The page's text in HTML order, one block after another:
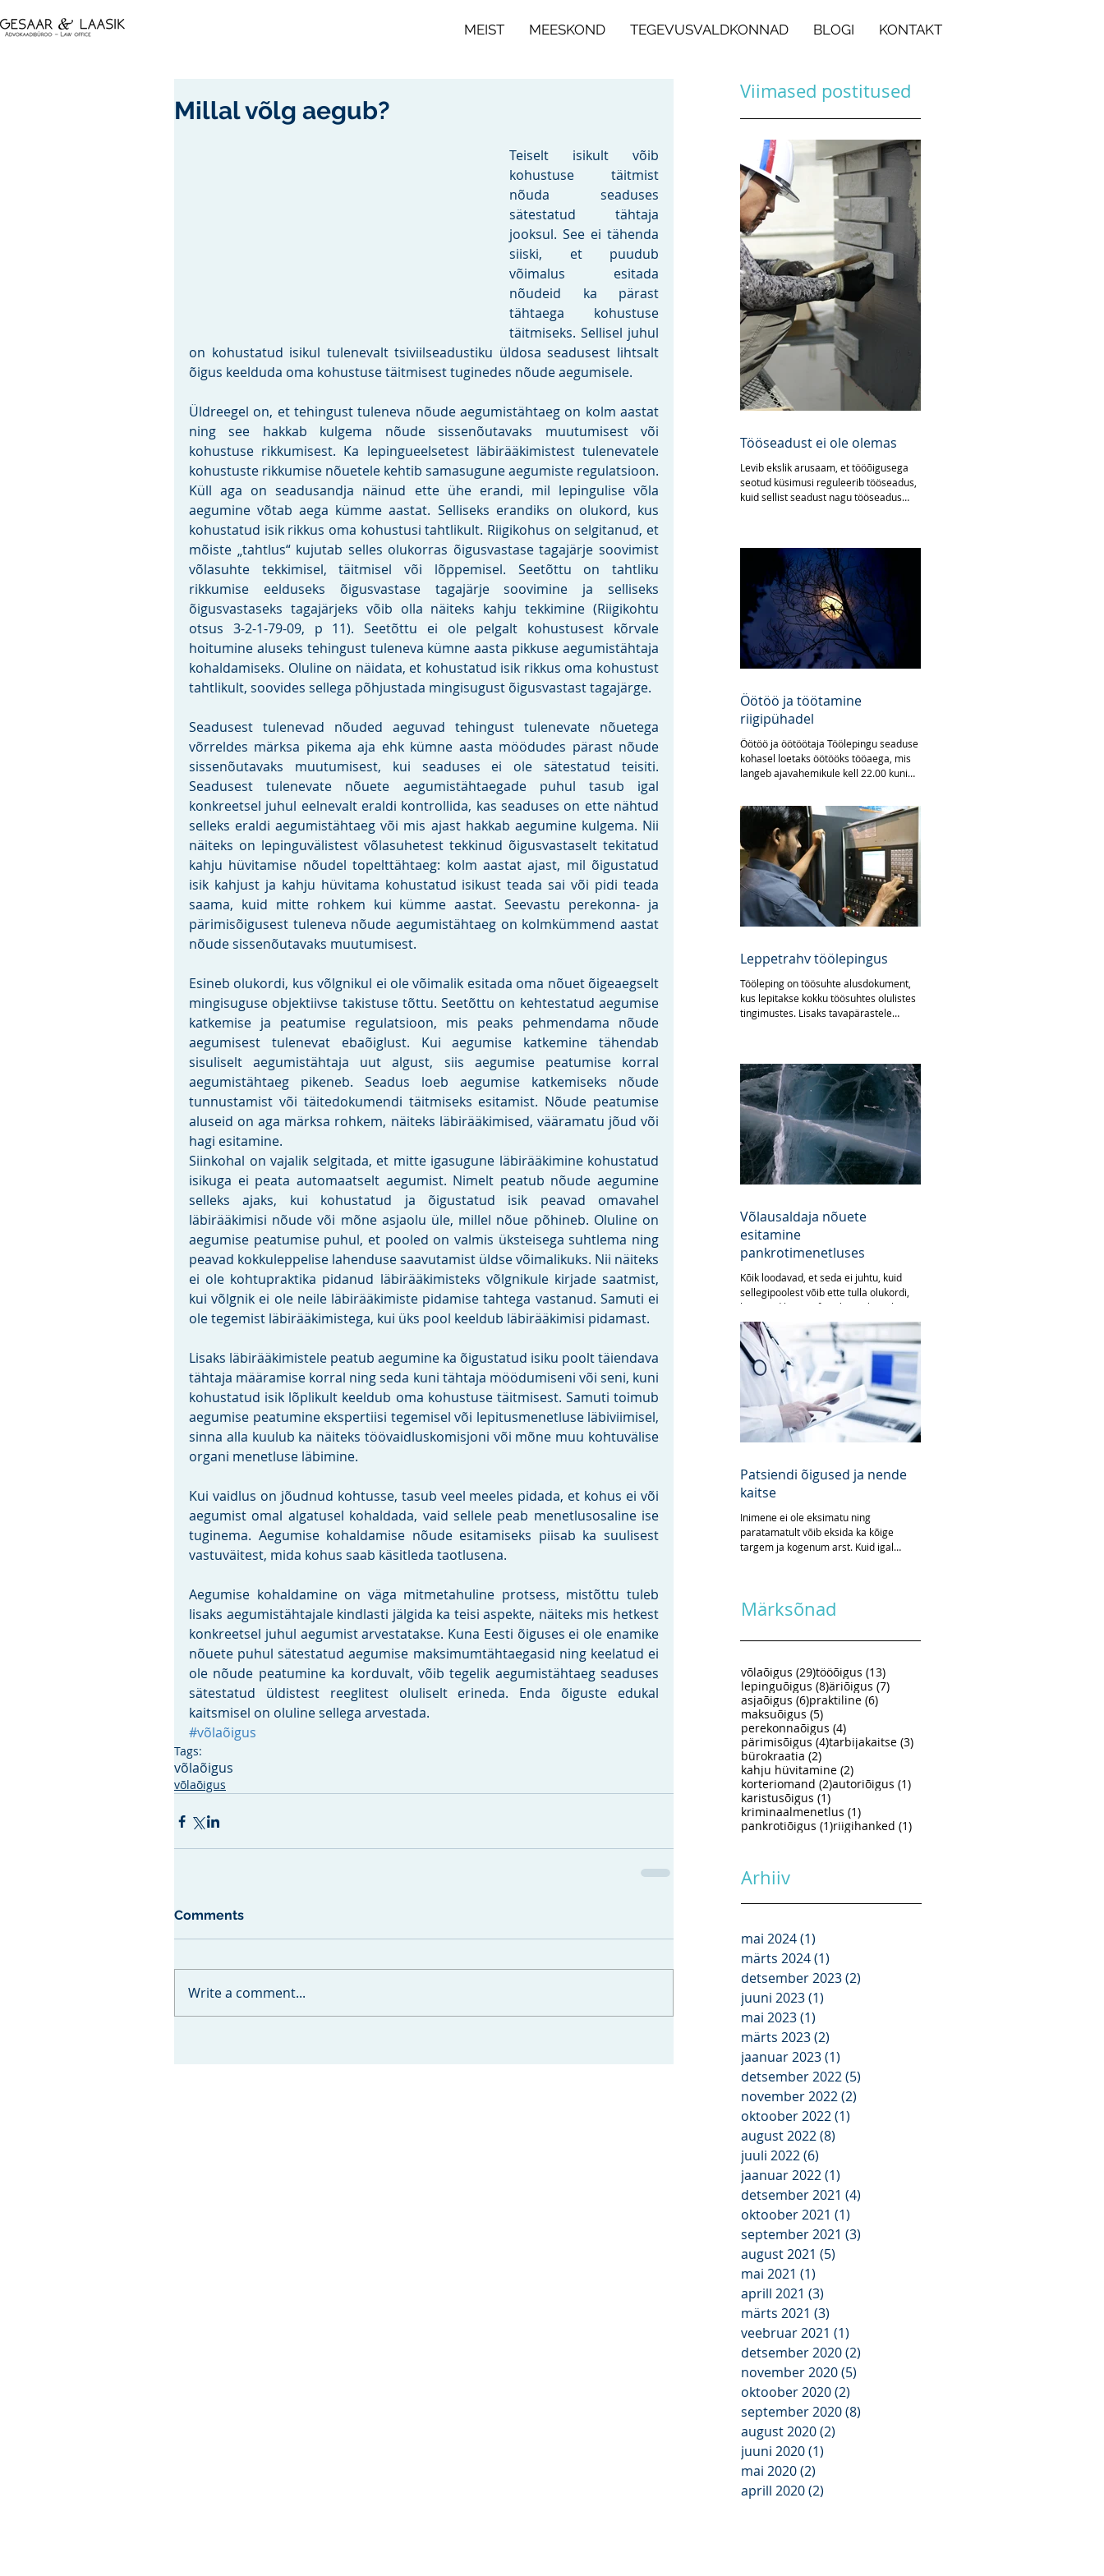
MEIST MEESKOND TEGEVUSVALDKONNAD BLOGI KONTAKT
Millal võlg aegub?
Teiselt isikult võib
kohustuse täitmist
nõuda seaduses
sätestatud tähtaja
jooksul. See ei tähenda
siiski, et puudub
võimalus esitada
nõudeid ka pärast
tähtaega kohustuse
täitmiseks. Sellisel juhul
on kohustatud isikul tulenevalt tsiviilseadustiku üldosa seadusest lihtsalt
õigus keelduda oma kohustuse täitmisest tuginedes nõude aegumisele.
Üldreegel on, et tehingust tuleneva nõude aegumistähtaeg on kolm aastat
ning see hakkab kulgema nõude sissenõutavaks muutumisest või
kohustuse rikkumisest. Ka lepingueelsetest läbirääkimistest tulenevatele
kohustuste rikkumise nõuetele kehtib samasugune aegumiste regulatsioon.
Küll aga on seadusandja näinud ette ühe erandi, mil lepingulise võla
aegumine võtab aega kümme aastat. Selliseks erandiks on olukord, kus
kohustatud isik rikkus oma kohustusi tahtlikult. Riigikohus on selgitanud, et
mõiste „tahtlus“ kujutab selles olukorras õigusvastase tagajärje soovimist
võlasuhte tekkimisel, täitmisel või lõppemisel. Seetõttu on tahtliku
rikkumise eelduseks õigusvastase tagajärje soovimine ja selliseks
õigusvastaseks tagajärjeks võib olla näiteks kahju tekkimine (Riigikohtu
otsus 3-2-1-79-09, p 11). Seetõttu ei ole pelgalt kohustusest kõrvale
hoitumine aluseks tehingust tuleneva kümne aasta pikkuse aegumistähtaja
kohaldamiseks. Oluline on näidata, et kohustatud isik rikkus oma kohustust
tahtlikult, soovides sellega põhjustada mingisugust õigusvastast tagajärge.
Seadusest tulenevad nõuded aeguvad tehingust tulenevate nõuetega
võrreldes märksa pikema aja ehk kümne aasta möödudes pärast nõude
sissenõutavaks muutumisest, kui seaduses ei ole sätestatud teisiti.
Seadusest tulenevate nõuete aegumistähtaegade puhul tasub igal
konkreetsel juhul eelnevalt eraldi kontrollida, kas seaduses on ette nähtud
selleks eraldi aegumistähtaeg või mis ajast hakkab aegumine kulgema. Nii
näiteks on lepinguvälistest võlasuhetest tekkinud õigusvastaselt tekitatud
kahju hüvitamise nõudel topelttähtaeg: kolm aastat ajast, mil õigustatud
isik kahjust ja kahju hüvitama kohustatud isikust teada sai või pidi teada
saama, kuid mitte rohkem kui kümme aastat. Seevastu perekonna- ja
pärimisõigusest tuleneva nõude aegumistähtaeg on kolmkümmend aastat
nõude sissenõutavaks muutumisest.
Esineb olukordi, kus võlgnikul ei ole võimalik esitada oma nõuet õigeaegselt
mingisuguse objektiivse takistuse tõttu. Seetõttu on kehtestatud aegumise
katkemise ja peatumise regulatsioon, mis peaks pehmendama nõude
aegumisest tulenevat ebaõiglust. Kui aegumise katkemine tähendab
sisuliselt aegumistähtaja uut algust, siis aegumise peatumise korral
aegumistähtaeg pikeneb. Seadus loeb aegumise katkemiseks nõude
tunnustamist või täitedokumendi täitmiseks esitamist. Nõude peatumise
aluseid on aga märksa rohkem, näiteks läbirääkimised, vääramatu jõud või
hagi esitamine.
Siinkohal on vajalik selgitada, et mitte igasugune läbirääkimine kohustatud
isikuga ei peata automaatselt aegumist. Nimelt peatub nõude aegumine
selleks ajaks, kui kohustatud ja õigustatud isik peavad omavahel
läbirääkimisi nõude või mõne asjaolu üle, millel nõue põhineb. Oluline on
aegumise peatumise puhul, et pooled on valmis üksteisega suhtlema ning
peavad kokkuleppelise lahenduse saavutamist üldse võimalikuks. Nii näiteks
ei ole kohtupraktika pidanud läbirääkimisteks võlgnikule kirjade saatmist,
kui võlgnik ei ole neile läbirääkimiste pidamise tahtega vastanud. Samuti ei
ole tegemist läbirääkimistega, kui üks pool keeldub läbirääkimisi pidamast.
Lisaks läbirääkimistele peatub aegumine ka õigustatud isiku poolt täiendava
tähtaja määramise korral ning seda kuni tähtaja möödumiseni või seni, kuni
kohustatud isik lõplikult keeldub oma kohustuse täitmisest. Samuti toimub
aegumise peatumine ekspertiisi tegemisel või lepitusmenetluse läbiviimisel,
sinna alla kuulub ka näiteks töövaidluskomisjoni või mõne muu kohtuvälise
organi menetluse läbimine.
Kui vaidlus on jõudnud kohtusse, tasub veel meeles pidada, et kohus ei või
aegumist omal algatusel kohaldada, vaid sellele peab menetlusosaline ise
tuginema. Aegumise kohaldamise nõude esitamiseks piisab ka suulisest
vastuväitest, mida kohus saab käsitleda taotlusena.
Aegumise kohaldamine on väga mitmetahuline protsess, mistõttu tuleb
lisaks aegumistähtajale kindlasti jälgida ka teisi aspekte, näiteks mis hetkest
konkreetsel juhul aegumist arvestatakse. Kuna Eesti õiguses ei ole enamike
nõuete puhul sätestatud aegumise maksimumtähtaegasid ning keelatud ei
ole nõude peatumine ka korduvalt, võib tegelik aegumistähtaeg seaduses
sätestatud üldistest reeglitest oluliselt erineda. Enda õiguste edukal
kaitsmisel on oluline sellega arvestada.
#võlaõigus
Tags:
võlaõigus
võlaõigus
Comments
Write a comment...
Viimased postitused
Tööseadust ei ole olemas
Levib ekslik arusaam, et tööõigusega
seotud küsimusi reguleerib tööseadus,
kuid sellist seadust nagu tööseadus
Öötöö ja töötamine
riigipühadel
Öötöö ja öötöötaja Töölepingu seaduse
kohasel loetaks öötööks tööaega, mis
langeb ajavahemikule kell 22.00 kuni
Leppetrahv töölepingus
Tööleping on töösuhte alusdokument,
kus lepitakse kokku töösuhtes olulistes
tingimustes. Lisaks tavapärastele
Võlausaldaja nõuete
esitamine
pankrotimenetluses
Kõik loodavad, et seda ei juhtu, kuid
sellegipoolest võib ette tulla olukordi,
kus juriidilise või füüsilise isiku suhtes
kuulutatakse...
Patsiendi õigused ja nende
kaitse
Inimene ei ole eksimatu ning
paratamatult võib eksida ka kõige
targem ja kogenum arst. Kuid igal
Märksõnad
võlaõigus (29)29 posts
tööõigus (13)13 posts
lepinguõigus (8)8 posts
äriõigus (7)7 posts
asjaõigus (6)6 posts
praktiline (6)6 posts
maksuõigus (5)5 posts
perekonnaõigus (4)4 posts
pärimisõigus (4)4 posts
tarbijakaitse (3)3 posts
bürokraatia (2)2 posts
kahju hüvitamine (2)2 posts
korteriomand (2)2 posts
autoriõigus (1)1 post
karistusõigus (1)1 post
kriminaalmenetlus (1)1 post
pankrotiõigus (1)1 post
riigihanked (1)1 post
Arhiiv
mai 2024(1)
märts 2024(1)
detsember 2023(2)
juuni 2023(1)
mai 2023(1)
märts 2023(2)
jaanuar 2023(1)
detsember 2022(5)
november 2022(2)
oktoober 2022(1)
august 2022(8)
juuli 2022(6)
jaanuar 2022(1)
detsember 2021 (4)
oktoober 2021 (1)
september 2021 (3)
august 2021 (5)
mai 2021 (1)
aprill 2021 (3)
märts 2021 (3)
veebruar 2021 (1)
detsember 2020(2)
november 2020(5)
oktoober 2020(2)
september 2020(8)
august 2020(2)
juuni 2020(1)
mai 2020(2)
aprill 2020(2)